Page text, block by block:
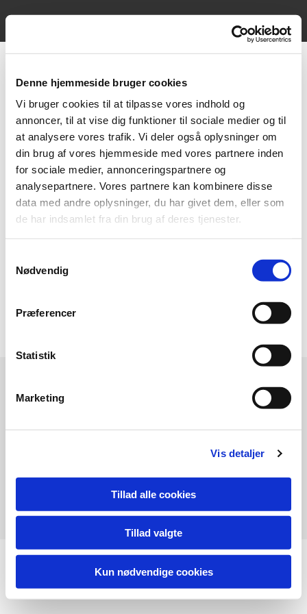
Denne hjemmeside bruger cookies
Vi bruger cookies til at tilpasse vores indhold og
annoncer, til at vise dig funktioner til sociale medier og til
at analysere vores trafik. Vi deler også oplysninger om
din brug af vores hjemmeside med vores partnere inden
for sociale medier, annonceringspartnere og
analysepartnere. Vores partnere kan kombinere disse
data med andre oplysninger, du har givet dem, eller som
de har indsamlet fra din brug af deres tjenester.
Nødvendig
Præferencer
Statistik
Marketing
Vis detaljer
Tillad alle cookies
Tillad valgte
Kun nødvendige cookies
Fra venstre: Stormer´s Julia - Stormer´s Augusta - Stormer´s Juliane -
Birgitte Kjærgaard. Tel. 40300904